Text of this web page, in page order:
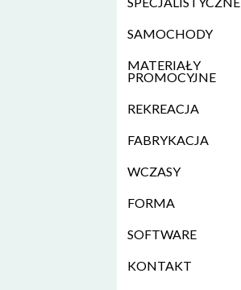
SAMOCHODY
MATERIAŁY
PROMOCYJNE
REKREACJA
FABRYKACJA
WCZASY
FORMA
SOFTWARE
KONTAKT